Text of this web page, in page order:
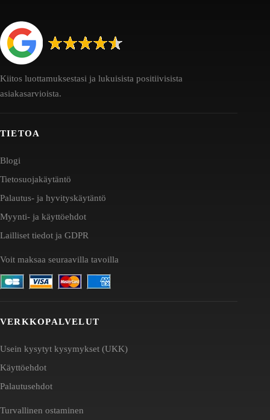
Kiitos luottamuksestasi ja lukuisista positiivisista
asiakasarvioista.
TIETOA
Blogi
Tietosuojakäytäntö
Palautus- ja hyvityskäytäntö
Myynti- ja käyttöehdot
Lailliset tiedot ja GDPR
Voit maksaa seuraavilla tavoilla
VERKKOPALVELUT
Usein kysytyt kysymykset (UKK)
Käyttöehdot
Palautusehdot
Turvallinen ostaminen